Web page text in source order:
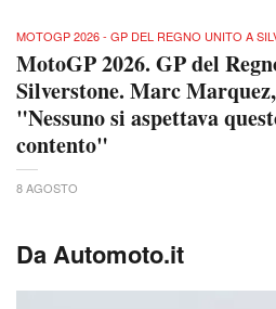
MOTOGP 2026 - GP DEL REGNO UNITO A
MotoGP 2026. GP del
Silverstone. Marc
"Nessuno si aspettava
contento"
8 AGOSTO
Da Automoto.it